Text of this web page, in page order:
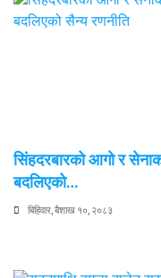
सिंहदरबारको आगो र
बदलिएको…
बिहिवार, बैशाख १०, २०८३